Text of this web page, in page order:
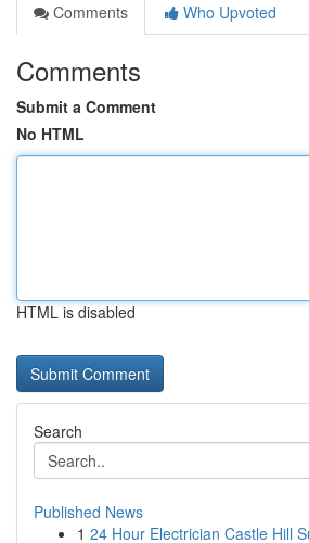
Comments
Who Upvoted
Comments
Submit a Comment
No HTML
HTML is disabled
Search
Published News
1 24 Hour Electrician Castle Hill